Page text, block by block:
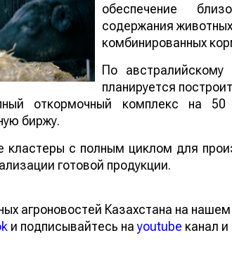
обеспечение
содержания
комбинированных
По
планируется
откормочный комплекс на
биржу.
кластеры с полным циклом для
готовой продукции.
агроновостей Казахстана на
и подписывайтесь наyoutube канал и